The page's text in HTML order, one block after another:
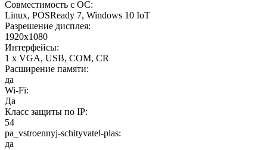
Совместимость с ОС:
Linux, POSReady 7, Windows 10 IoT
Разрешение дисплея:
1920x1080
Интерфейсы:
1 x VGA, USB, COM, CR
Расширение памяти:
да
Wi-Fi:
Да
Класс защиты по IP:
54
pa_vstroennyj-schityvatel-plas:
да